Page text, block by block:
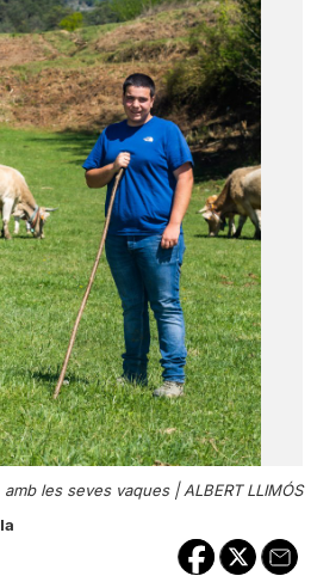
amb les seves vaques |ALBERT LLIMÓS